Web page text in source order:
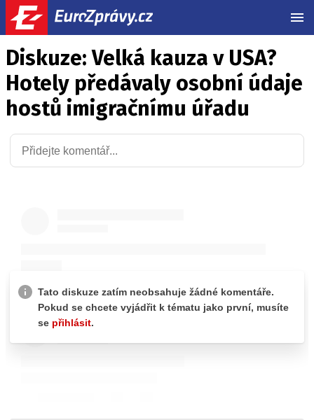
Diskuze: Velká kauza v USA?
Hotely předávaly osobní údaje
hostů imigračnímu úřadu